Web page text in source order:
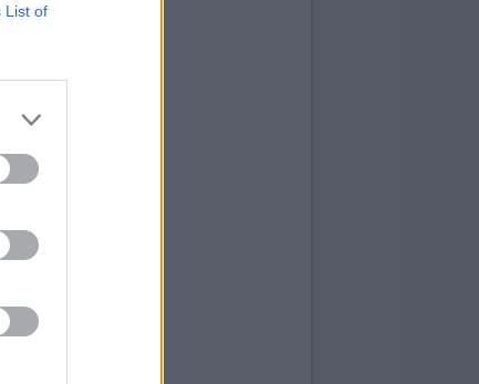
List of